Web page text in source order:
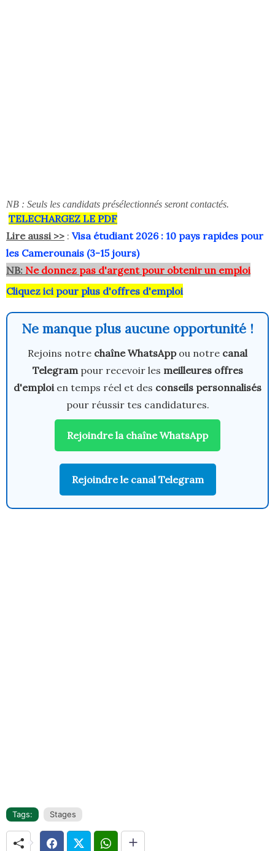
NB : Seuls les candidats présélectionnés seront contactés.
TELECHARGEZ LE PDF
Lire aussi >> : Visa étudiant 2026 : 10 pays rapides pour
les Camerounais (3-15 jours)
NB: Ne donnez pas d'argent pour obtenir un emploi
Cliquez ici pour plus d'offres d'emploi
Ne manque plus aucune opportunité !
Rejoins notre chaîne WhatsAppou notre canal
Telegrampour recevoir les meilleures offres
d'emploien temps réel et des conseils personnalisés
pour réussir tes candidatures.
Rejoindre la chaîne WhatsApp
Rejoindre le canal Telegram
Tags: Stages